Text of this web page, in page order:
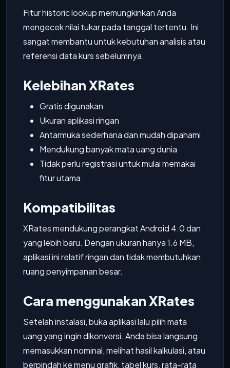
Fitur historic lookup memungkinkan Anda
mengecek nilai tukar pada tanggal tertentu. Ini
sangat membantu untuk kebutuhan analisis atau
referensi data kurs sebelumnya.
Kelebihan XRates
Gratis digunakan
Ukuran aplikasi ringan
Antarmuka sederhana dan mudah dipahami
Mendukung banyak mata uang dunia
Tidak perlu registrasi untuk mulai memakai
fitur utama
Kompatibilitas
XRates mendukung perangkat Android 4.0 dan
yang lebih baru. Dengan ukuran hanya 1.6 MB,
aplikasi ini relatif ringan dan tidak membutuhkan
ruang penyimpanan besar.
Cara menggunakan XRates
Setelah instalasi, buka aplikasi lalu pilih mata
uang yang ingin dikonversi. Anda bisa langsung
memasukkan nominal, melihat hasil kalkulasi, atau
berpindah ke menu grafik, tabel kurs, rata-rata